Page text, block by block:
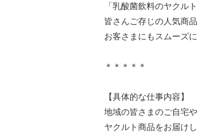
「乳酸菌飲料のヤクル
皆さんご存じの人気商
お客さまにもスムーズ
＊＊＊＊＊
【具体的な仕事内容】
地域の皆さまのご自宅
ヤクルト商品をお届けし